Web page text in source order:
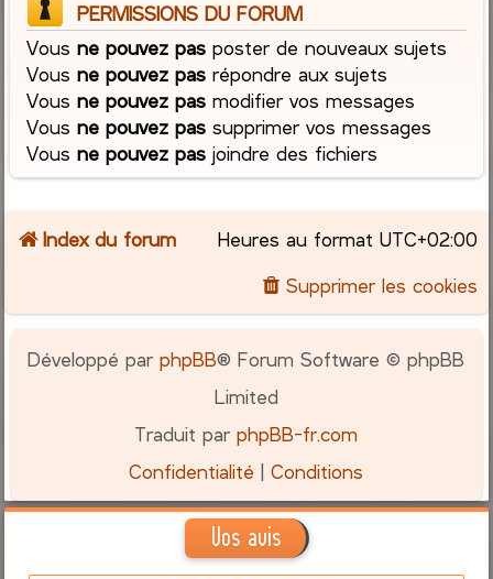
PERMISSIONS DU FORUM
Vousne pouvez pas poster de nouveaux sujets
Vousne pouvez pas répondre aux sujets
Vousne pouvez pas modifier vos messages
Vousne pouvez pas supprimer vos messages
Vousne pouvez pas joindre des fichiers
Index du forum Heures au format UTC+02:00
Supprimer les cookies
Développé parphpBB® Forum Software © phpBB
Limited
Traduit parphpBB-fr.com
Confidentialité |Conditions
Vos avis